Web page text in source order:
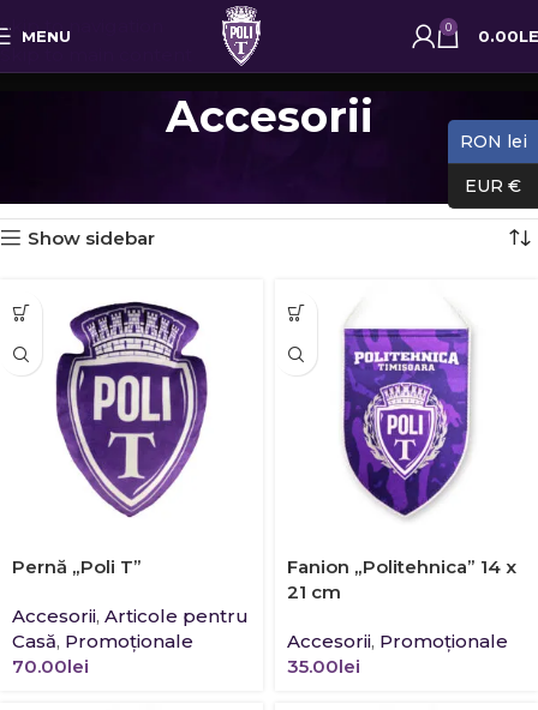
Skip to navigation
MENU 0 0.00
Accesorii
Show sidebar
Pernă „Poli T”
Accesorii, Articole pentru
Casă, Promoţionale
70.00lei
Fanion „Politehnica” 14 x
21 cm
Accesorii, Promoţionale
35.00lei
RON lei
EUR €